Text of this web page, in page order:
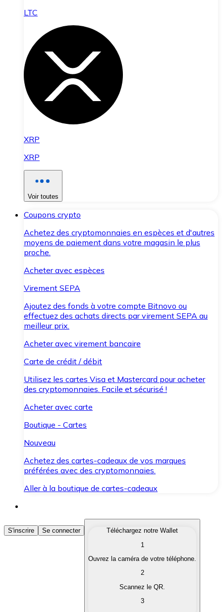
LTC
XRP
XRP
Voir toutes
Coupons crypto
Achetez des cryptomonnaies en espèces et d'autres
moyens de paiement dans votre magasin le plus
proche.
Acheter avec espèces
Virement SEPA
Ajoutez des fonds à votre compte Bitnovo ou
effectuez des achats directs par virement SEPA au
meilleur prix.
Acheter avec virement bancaire
Carte de crédit / débit
Utilisez les cartes Visa et Mastercard pour acheter
des cryptomonnaies. Facile et sécurisé !
Acheter avec carte
Boutique - Cartes
Nouveau
Achetez des cartes-cadeaux de vos marques
préférées avec des cryptomonnaies.
Aller à la boutique de cartes-cadeaux
Acheter des Cryptomonnaies
Achetez les cryptomonnaies qui vous intéressent
Convertissez vos cryptomonnaies en monnaie
S'inscrire Se connecter
Téléchargez notre Wallet
1
Ouvrez la caméra de votre téléphone.
2
Scannez le QR.
3